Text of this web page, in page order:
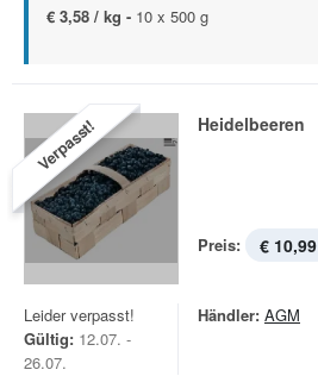
€ 3,58 / kg - 10 x 500 g
Verpasst! Heidelbeeren
Preis: € 10,99
Leider verpasst!
Gültig: 12.07. -
26.07.
Händler: AGM